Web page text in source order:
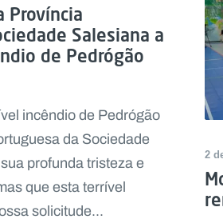
Província
Salesiana a
de Pedrógão
incêndio de Pedrógão
da Sociedade
profunda tristeza e
que esta terrível
solicitude...
2